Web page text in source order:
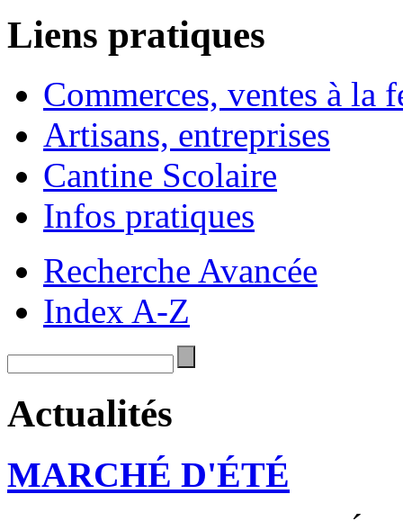
Liens pratiques
Commerces, ventes à la
Artisans, entreprises
Cantine Scolaire
Infos pratiques
Recherche Avancée
Index A-Z
Actualités
MARCHÉ D'ÉTÉ